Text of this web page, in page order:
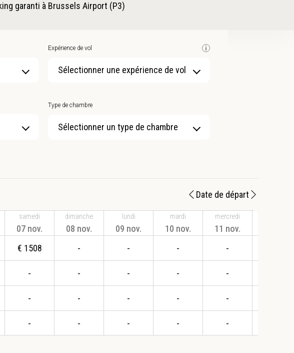
garanti à Brussels Airport (P3)
Expérience de vol
Sélectionner une expérience de vol
Type de chambre
Sélectionner un type de chambre
Date de départ
samedi
07 nov.
€ 1508
-
-
-
dimanche
08 nov.
-
-
-
-
lundi
09 nov.
-
-
-
-
mardi
10 nov.
-
-
-
-
mercredi
11 nov.
-
-
-
-